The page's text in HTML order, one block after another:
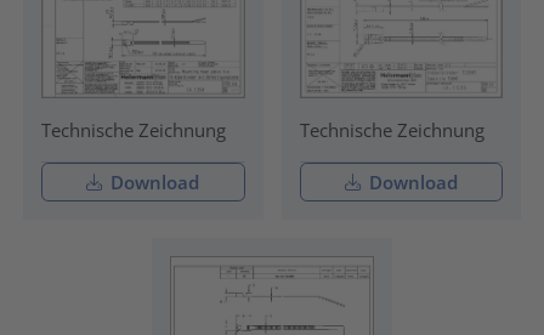
Technische Zeichnung
Download
Technische Zeichnung
Download